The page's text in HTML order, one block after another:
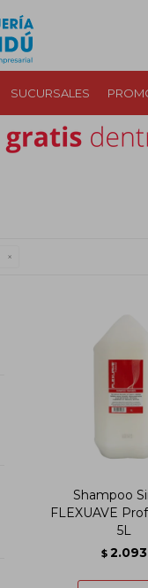
SUCURSALES
Shampoo
FLEXUAVE
5L
$ 2.093